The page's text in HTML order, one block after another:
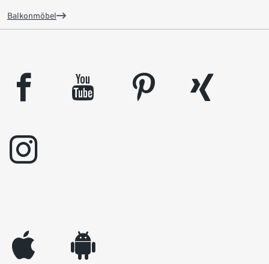
Balkonmöbel
facebook youtube pinterest
xing
instagram
appleinc android